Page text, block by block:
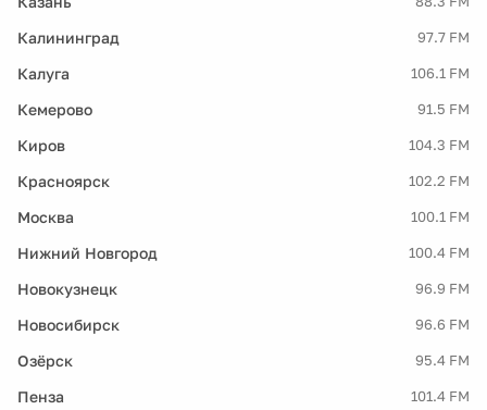
Калининград 97.7 FM
Калуга 106.1 FM
Кемерово 91.5 FM
Киров 104.3 FM
Красноярск 102.2 FM
Москва 100.1 FM
Нижний Новгород 100.4 FM
Новокузнецк 96.9 FM
Новосибирск 96.6 FM
Озёрск 95.4 FM
Пенза 101.4 FM